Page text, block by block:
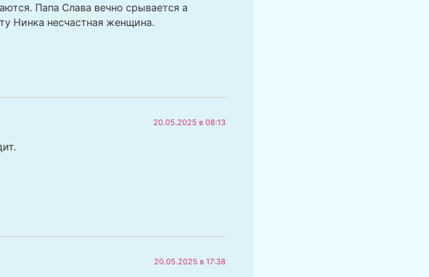
Папа Слава вечно срывается а
Нинка несчастная женщина.
20.05.2025 в 08:13
20.05.2025 в 17:38